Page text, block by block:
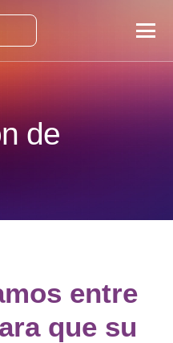
de
entre
que su